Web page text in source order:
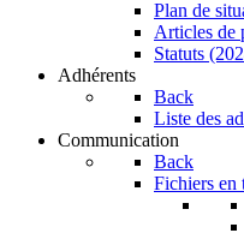
Plan de
Articles de
Statuts
Adhérents
Back
Liste des
Communication
Back
Fichiers en